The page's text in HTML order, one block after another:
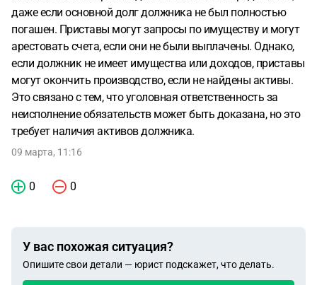
даже если основной долг должника не был полностью
погашен. Приставы могут запросы по имуществу и могут
арестовать счета, если они не были выплачены. Однако,
если должник не имеет имущества или доходов, приставы
могут окончить производство, если не найдены активы.
Это связано с тем, что уголовная ответственность за
неисполнение обязательств может быть доказана, но это
требует наличия активов должника.
09 марта, 11:16
0 0
У вас похожая ситуация?
Опишите свои детали — юрист подскажет, что делать.